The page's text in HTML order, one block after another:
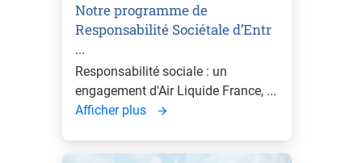
Notre programme de
Responsabilité Sociétale d’Entr
...
Responsabilité sociale : un
engagement d'Air Liquide France, ...
Afficher plus